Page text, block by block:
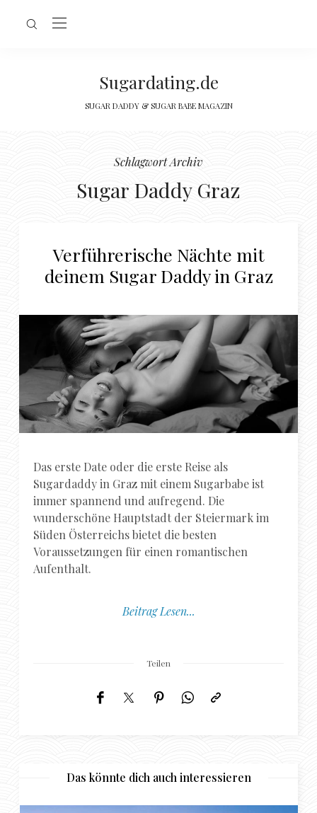
Sugardating.de
SUGAR DADDY & SUGAR BABE MAGAZIN
Schlagwort Archiv
Sugar Daddy Graz
Verführerische Nächte mit
deinem Sugar Daddy in Graz
Das erste Date oder die erste Reise als
Sugardaddy in Graz mit einem Sugarbabe ist
immer spannend und aufregend. Die
wunderschöne Hauptstadt der Steiermark im
Süden Österreichs bietet die besten
Voraussetzungen für einen romantischen
Aufenthalt.
Beitrag Lesen...
Teilen
Das könnte dich auch interessieren